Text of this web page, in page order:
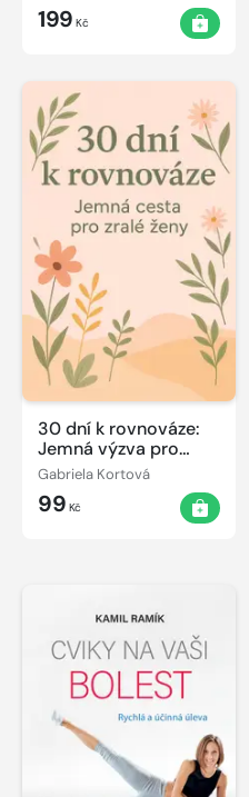
199 Kč
30 dní k rovnováze:
Jemná výzva pro
zralé ženy
Gabriela Kortová
99 Kč